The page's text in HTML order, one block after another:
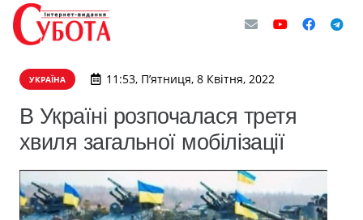
УКРАЇНА 11:53, П’ятниця, 8 Квітня, 2022
В Україні розпочалася третя
хвиля загальної мобілізації